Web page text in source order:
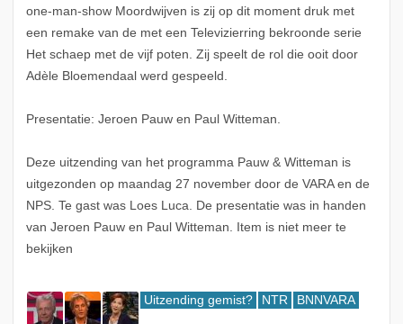
one-man-show Moordwijven is zij op dit moment druk met
een remake van de met een Televizierring bekroonde serie
Het schaep met de vijf poten. Zij speelt de rol die ooit door
Adèle Bloemendaal werd gespeeld.
Presentatie: Jeroen Pauw en Paul Witteman.
Deze uitzending van het programma Pauw & Witteman is
uitgezonden op maandag 27 november door de VARA en de
NPS. Te gast was Loes Luca. De presentatie was in handen
van Jeroen Pauw en Paul Witteman. Item is niet meer te
bekijken
Uitzending gemist? NTR BNNVARA